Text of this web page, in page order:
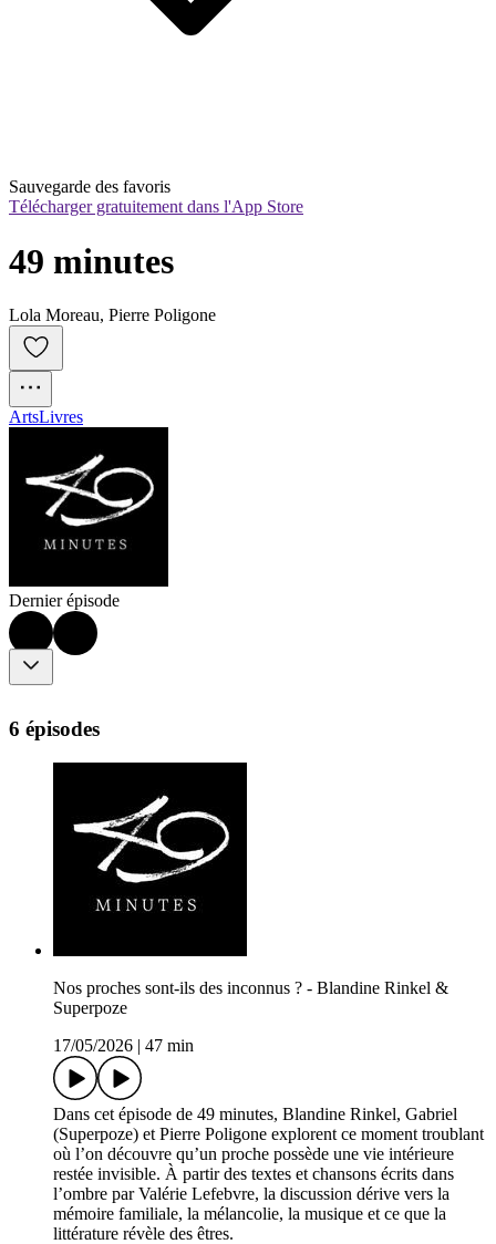
Sauvegarde des favoris
Télécharger gratuitement dans l'App Store
49 minutes
Lola Moreau, Pierre Poligone
ArtsLivres
Dernier épisode
6 épisodes
Nos proches sont-ils des inconnus ? - Blandine Rinkel &
Superpoze
17/05/2026 | 47 min
Dans cet épisode de 49 minutes, Blandine Rinkel, Gabriel
(Superpoze) et Pierre Poligone explorent ce moment troublant
où l’on découvre qu’un proche possède une vie intérieure
restée invisible. À partir des textes et chansons écrits dans
l’ombre par Valérie Lefebvre, la discussion dérive vers la
mémoire familiale, la mélancolie, la musique et ce que la
littérature révèle des êtres.